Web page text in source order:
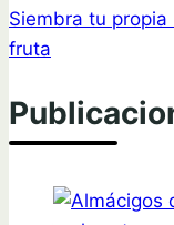
Siembra tu
fruta